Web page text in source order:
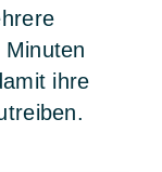
ihre